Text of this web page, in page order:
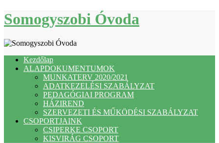
Skip
to
Somogyszobi Óvoda
Kezdőlap
ALAPDOKUMENTUMOK
MUNKATERV 2020/2021
ADATKEZELÉSI SZABÁLYZAT
PEDAGÓGIAI PROGRAM
HÁZIREND
SZERVEZETI ÉS MŰKÖDÉSI SZABÁLYZAT
CSOPORTJAINK
CSIPERKE CSOPORT
KISVIRÁG CSOPORT